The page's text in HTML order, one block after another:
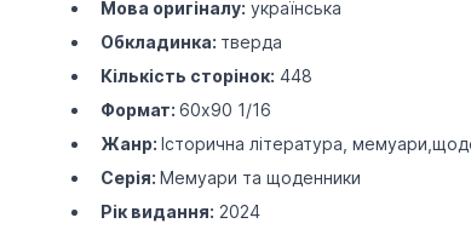
Мова оригіналу: українська
Обкладинка: тверда
Кількість сторінок: 448
Формат:60х90 1/16
Жанр:Історична література,
Серія:Мемуари та щоденники
Рік видання: 2024